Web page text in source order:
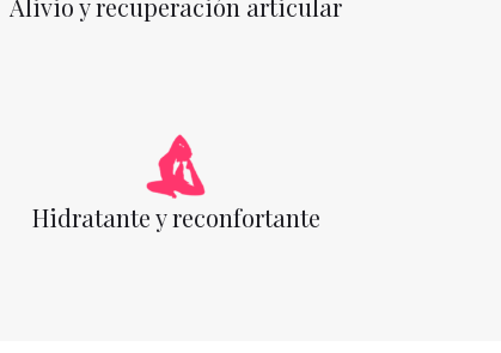
Hidratante y reconfortante